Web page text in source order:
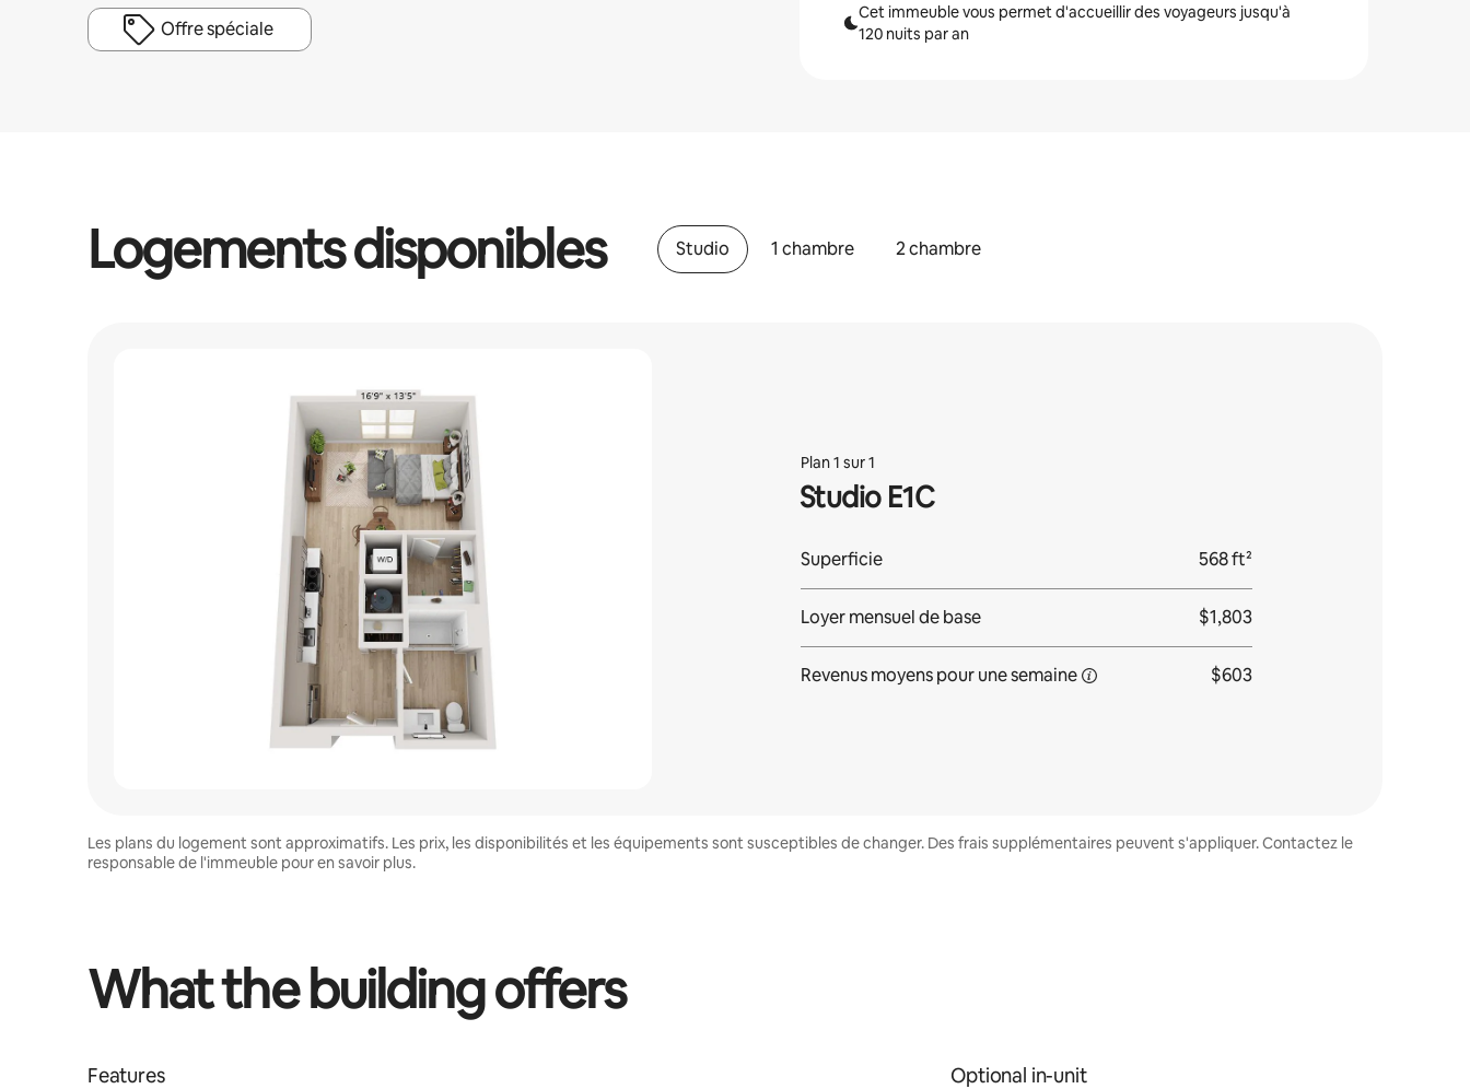
Offre spéciale
Cet immeuble vous permet d'accueillir des voyageurs jusqu'à
120 nuits par an
Logements disponibles Studio 1 chambre 2 chambre
Plan 1 sur 1
Studio E1C
Superficie 568 ft²
Loyer mensuel de base $1,803
Revenus moyens pour unesemaine $603
Les plans du logement sont approximatifs. Les prix, les disponibilités et les équipements sont susceptibles de changer. Des frais supplémentaires peuvent s'appliquer. Contactez le
responsable de l'immeuble pour en savoir plus.
What the building offers
Features Optional in-unit